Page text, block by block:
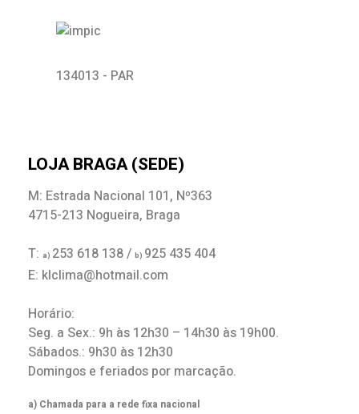
134013 - PAR
LOJA BRAGA (SEDE)
M: Estrada Nacional 101, Nº363
4715-213 Nogueira, Braga
T: a) 253 618 138 / b) 925 435 404
E: klclima@hotmail.com
Horário:
Seg. a Sex.: 9h às 12h30 – 14h30 às 19h00.
Sábados.: 9h30 às 12h30
Domingos e feriados por marcação.
a) Chamada para a rede fixa nacional